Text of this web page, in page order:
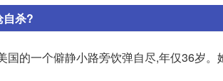
自杀?
国的一个僻静小路旁饮弹自尽,年仅36岁